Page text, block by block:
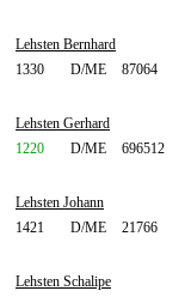
Lehsten Bernhard
1330
D/ME 87064
Lehsten Gerhard
1220
D/ME 696512
Lehsten Johann
1421
D/ME 21766
Lehsten Schalipe